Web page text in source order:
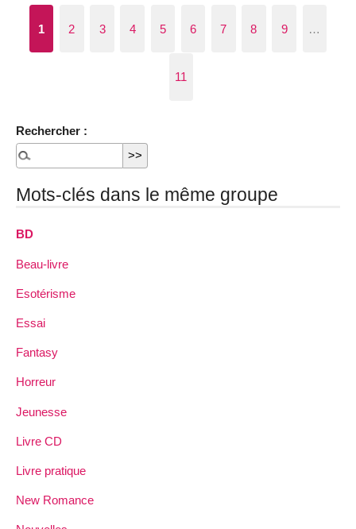
1 2 3 4 5 6 7 8 9 …
11
Rechercher :
Mots-clés dans le même groupe
BD
Beau-livre
Esotérisme
Essai
Fantasy
Horreur
Jeunesse
Livre CD
Livre pratique
New Romance